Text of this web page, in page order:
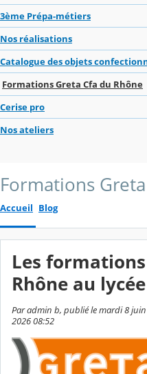
3ème Prépa-métiers
Nos réalisations
Catalogue des objets
Formations Greta Cfa du Rhône
Cerise pro
Nos ateliers
Formations
Accueil Blog
Les formations
Rhône au lycée
Par admin b, publié le mardi 8
2026 08:52